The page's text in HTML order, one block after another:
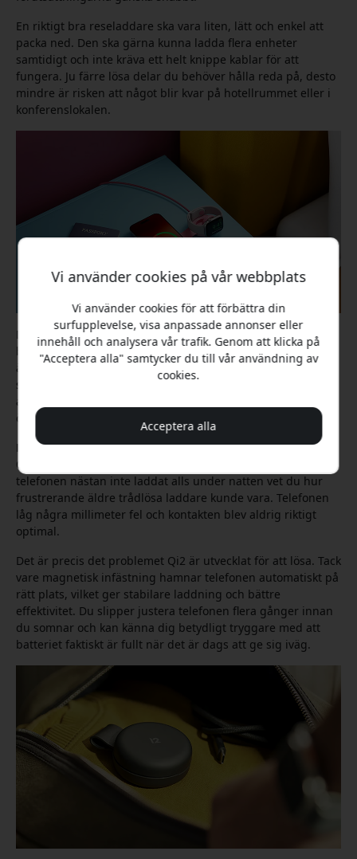
En riktigt bra reseladdare ska vara liten, lätt och enkel att
packa ned. Den ska gärna kunna ladda flera enheter
samtidigt och inte kräva ett helt knippe kablar för att
fungera. Ju färre lösa delar du behöver hålla reda på, desto
mindre är risken att något blir kvar på hotellrummet eller i
konferenslokalen.
Det är också en fördel om laddaren kan göra lite mer än att
bara fylla batteriet. Många moderna modeller fungerar
även som mobilställ, vilket gör att du kan ha telefonen
stående under laddning. Det är praktiskt både när du vill
använda StandBy-läget i iOS och när du snabbt vill kasta ett
öga på kalendern eller dagens väder.
Därför är Qi2 ett stort steg framåt
Om du någon gång vaknat på ett hotell och upptäckt att
telefonen nästan inte laddat alls under natten vet du hur
frustrerande äldre trådlösa laddare kunde vara. Telefonen
låg några millimeter fel och kontakten blev aldrig riktigt
optimal.
Det är precis det problemet Qi2 är utvecklat för att lösa. Tack
vare magnetisk infästning hamnar telefonen automatiskt på
rätt plats, vilket ger stabilare laddning och bättre
effektivitet. Du slipper justera telefonen flera gånger innan
du somnar och kan känna dig betydligt tryggare med att
batteriet faktiskt är fullt när det är dags att ge sig iväg.
Vi använder cookies på vår webbplats
Vi använder cookies för att förbättra din
surfupplevelse, visa anpassade annonser eller
innehåll och analysera vår trafik. Genom att klicka på
"Acceptera alla" samtycker du till vår användning av
cookies.
Acceptera alla